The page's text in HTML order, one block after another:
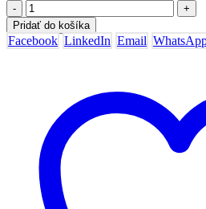
-
+
Pridať do košíka
Facebook LinkedIn Email